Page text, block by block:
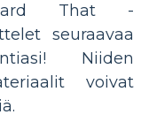
That -
seuraavaa
Niiden
voivat